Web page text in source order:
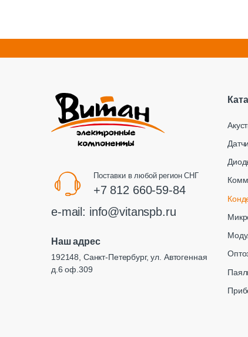
Поставки в любой регион СНГ
+7 812 660-59-84
e-mail: info@vitanspb.ru
Наш адрес
192148, Санкт-Петербург, ул. Автогенная
д.6 оф.309